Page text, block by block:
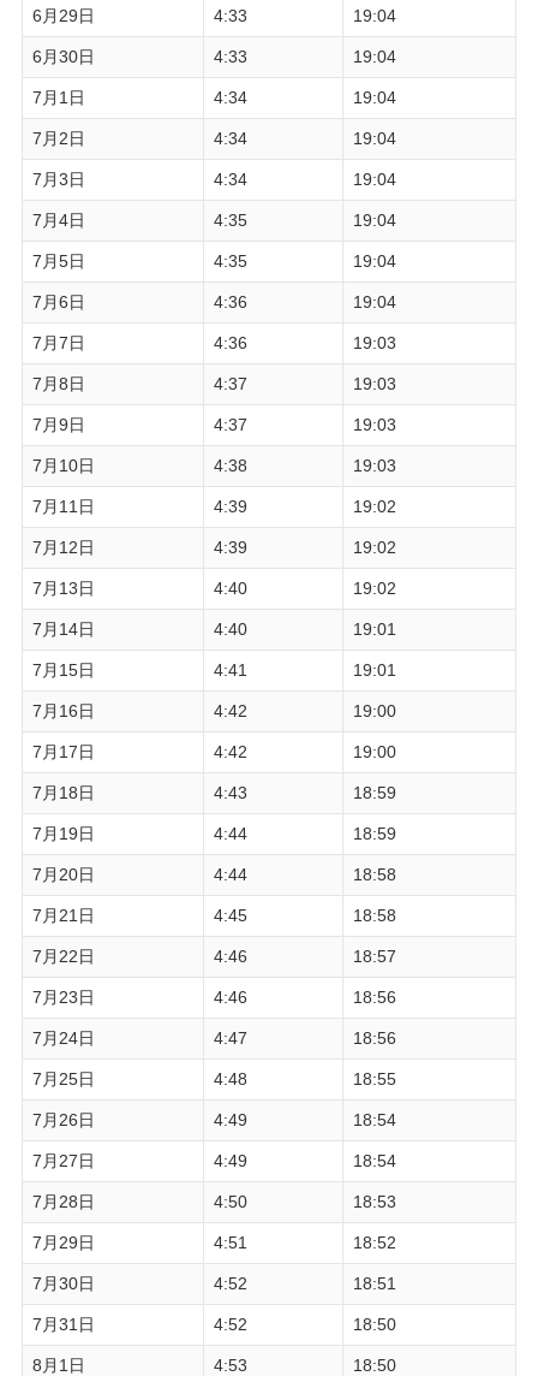
6月29日 4:33 19:04
6月30日 4:33 19:04
7月1日 4:34 19:04
7月2日 4:34 19:04
7月3日 4:34 19:04
7月4日 4:35 19:04
7月5日 4:35 19:04
7月6日 4:36 19:04
7月7日 4:36 19:03
7月8日 4:37 19:03
7月9日 4:37 19:03
7月10日 4:38 19:03
7月11日 4:39 19:02
7月12日 4:39 19:02
7月13日 4:40 19:02
7月14日 4:40 19:01
7月15日 4:41 19:01
7月16日 4:42 19:00
7月17日 4:42 19:00
7月18日 4:43 18:59
7月19日 4:44 18:59
7月20日 4:44 18:58
7月21日 4:45 18:58
7月22日 4:46 18:57
7月23日 4:46 18:56
7月24日 4:47 18:56
7月25日 4:48 18:55
7月26日 4:49 18:54
7月27日 4:49 18:54
7月28日 4:50 18:53
7月29日 4:51 18:52
7月30日 4:52 18:51
7月31日 4:52 18:50
8月1日 4:53 18:50